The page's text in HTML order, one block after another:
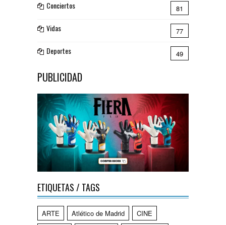
Conciertos 81
Vidas 77
Deportes 49
PUBLICIDAD
ETIQUETAS / TAGS
ARTE Atlético de Madrid
CINE